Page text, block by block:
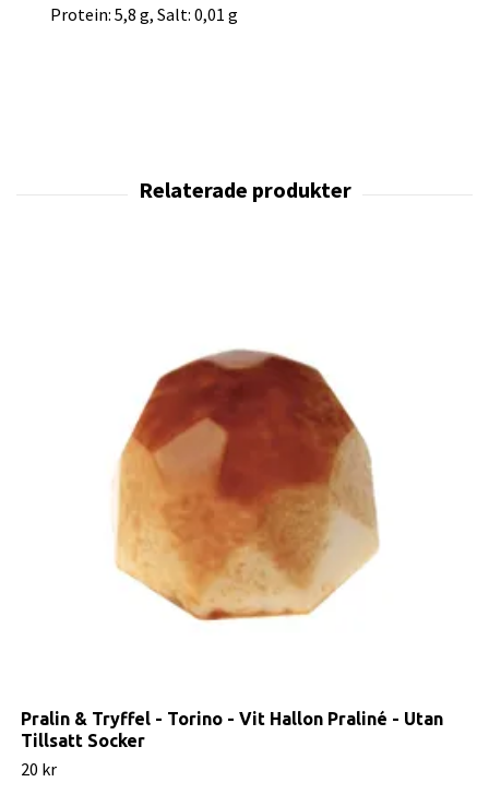
Protein: 5,8 g, Salt: 0,01 g
Pralin & Tryffel - Torino - Vit Hallon Praliné - Utan
Tillsatt Socker
20 kr